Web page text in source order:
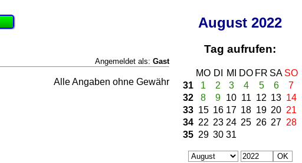
August 2022
Tag aufrufen:
MO DI MI DO FR SA SO
31
1 2 3 4 5 6
7
32
8 9 10 11 12 13 14
33 15 16 17 18 19 20 21
34 22 23 24 25 26 27 28
35 29 30 31
Angemeldet als: Gast
Alle Angaben ohne Gewähr